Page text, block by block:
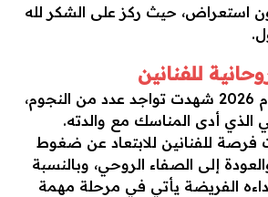
استعراض، حيث ركز على الشكر لله
للفنانين
رحلة الحج هذا العام 2026 شهدت تواجد عدد من النجوم،
الذي أدى المناسك مع والدته.
فرصة للفنانين للابتعاد عن ضغوط
إلى الصفاء الروحي، وبالنسبة
الفريضة يأتي في مرحلة مهمة